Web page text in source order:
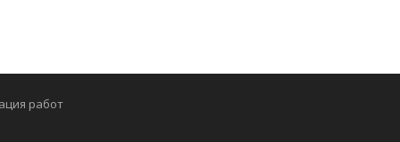
работ